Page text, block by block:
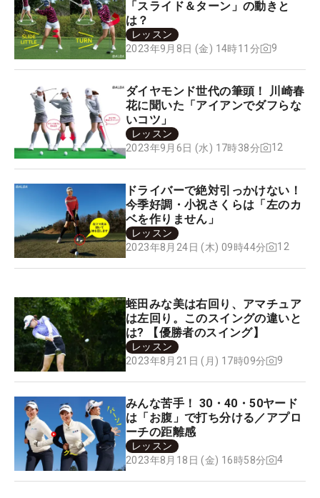
「スライド＆ターン」の動きと
は？
レッスン
2023年9月8日 (金) 14時11分
9
ダイヤモンド世代の筆頭！ 川崎春
花に聞いた「アイアンでダフらな
いコツ」
レッスン
2023年9月6日 (水) 17時38分
12
ドライバーで絶対引っかけない！
今季好調・小祝さくらは「左のカ
ベを作りません」
レッスン
2023年8月24日 (木) 09時44分
12
蛭田みな美は右回り、アマチュア
は左回り。このスイングの違いと
は? 【優勝者のスイング】
レッスン
2023年8月21日 (月) 17時09分
9
みんな苦手！ 30・40・50ヤード
は「お腹」で打ち分ける／アプロ
ーチの距離感
レッスン
2023年8月18日 (金) 16時58分
4